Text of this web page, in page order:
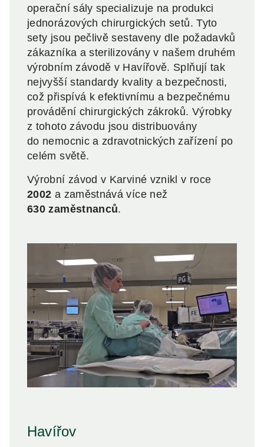
operační sály specializuje na produkci
jednorázových chirurgických setů. Tyto
sety jsou pečlivě sestaveny dle požadavků
zákazníka a sterilizovány v našem druhém
výrobním závodě v Havířově. Splňují tak
nejvyšší standardy kvality a bezpečnosti,
což přispívá k efektivnímu a bezpečnému
provádění chirurgických zákroků. Výrobky
z tohoto závodu jsou distribuovány
do nemocnic a zdravotnických zařízení po
celém světě.
Výrobní závod v Karviné vznikl v roce
2002 a zaměstnává více než
630 zaměstnanců.
Havířov